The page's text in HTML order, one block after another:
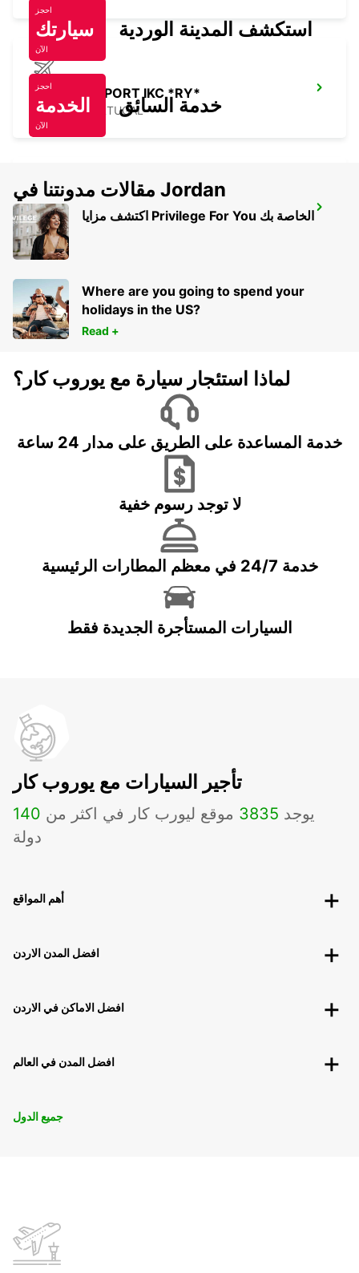
LISBON AIRPORT IKC *RY*
LISBOA - PORTUGAL
LISBON PRIOR VELHO SUPERSITE
PRIOR VELHO - PORTUGAL
احجز
سيارتك
الآن
استكشف المدينة الوردية
احجز
الخدمة
الآن
خدمة السائق
مقالات مدونتنا في Jordan
اكتشف مزايا Privilege For You الخاصة بك
Where are you going to spend your
holidays in the US?
Read +
لماذا استئجار سيارة مع يوروب كار؟
خدمة المساعدة على الطريق على مدار 24 ساعة
لا توجد رسوم خفية
خدمة 24/7 في معظم المطارات الرئيسية
السيارات المستأجرة الجديدة فقط
تأجير السيارات مع يوروب كار
يوجد 3835 موقع ليورب كار في اكثر من 140
دولة
أهم المواقع
افضل المدن الاردن
افضل الاماكن في الاردن
افضل المدن في العالم
جميع الدول